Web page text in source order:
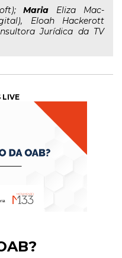
Maria Eliza Mac-
Eloah Hackerott
Jurídica da TV
LIVE